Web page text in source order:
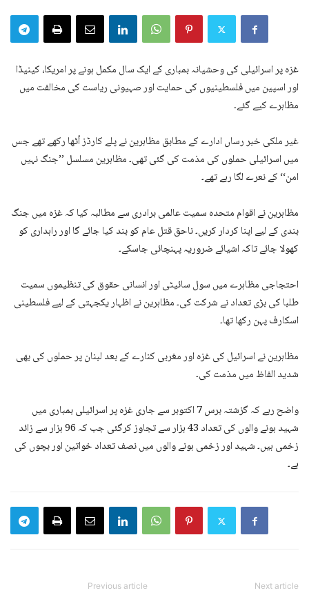
غزہ پر اسرائیلی کی وحشیانہ بمباری کے ایک سال مکمل ہونے پر امریکا، کینیڈا
اور اسپین میں فلسطینیوں کی حمایت اور صہیونی ریاست کی مخالفت میں
مظاہرے کیے گئے۔
غیر ملکی خبر رساں ادارے کے مطابق مظاہرین نے پلے کارڈز اُٹھا رکھے تھے جس
میں اسرائیلی حملوں کی مذمت کی گئی تھی۔ مظاہرین مسلسل ’’جنگ نہیں
امن‘‘ کے نعرے لگا رہے تھے۔
مظاہرین نے اقوام متحدہ سمیت عالمی برادری سے مطالبہ کیا کہ غزہ میں جنگ
بندی کے لیے اپنا کردار کریں۔ ناحق قتل عام کو بند کیا جائے گا اور راہداری کو
کھولا جائے تاکہ اشیائے ضروریہ پہنچائی جاسکے۔
احتجاجی مظاہرے میں سول سائیٹی اور انسانی حقوق کی تنظیموں سمیت
طلبا کی بڑی تعداد نے شرکت کی۔ مظاہرین نے اظہار یکجہتی کے لیے فلسطینی
اسکارف پہن رکھا تھا۔
مظاہرین نے اسرائیل کی غزہ اور مغربی کنارے کے بعد لبنان پر حملوں کی بھی
شدید الفاظ میں مذمت کی۔
واضح رہے کہ گزشتہ برس 7 اکتوبر سے جاری غزہ پر اسرائیلی بمباری میں
شہید ہونے والوں کی تعداد 43 ہزار سے تجاوز کرگئی جب کہ 96 ہزار سے زائد
زخمی ہیں۔ شہید اور زخمی ہونے والوں میں نصف تعداد خواتین اور بچوں کی
ہے۔
Previous article Next article